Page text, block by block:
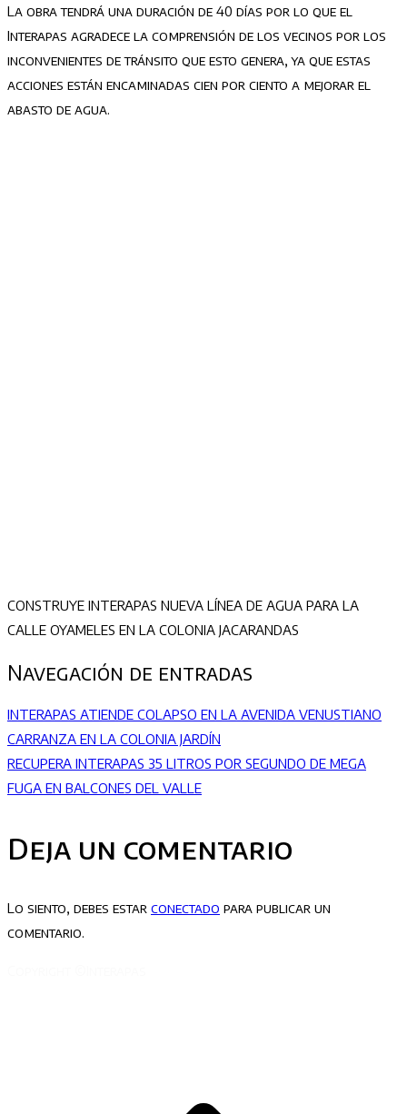
La obra tendrá una duración de 40 días por lo que el
Interapas agradece la comprensión de los vecinos por los
inconvenientes de tránsito que esto genera, ya que estas
acciones están encaminadas cien por ciento a mejorar el
abasto de agua.
CONSTRUYE INTERAPAS NUEVA LÍNEA DE AGUA PARA LA
CALLE OYAMELES EN LA COLONIA JACARANDAS
Navegación de entradas
INTERAPAS ATIENDE COLAPSO EN LA AVENIDA VENUSTIANO
CARRANZA EN LA COLONIA JARDÍN
RECUPERA INTERAPAS 35 LITROS POR SEGUNDO DE MEGA
FUGA EN BALCONES DEL VALLE
Deja un comentario
Lo siento, debes estar conectado para publicar un
comentario.